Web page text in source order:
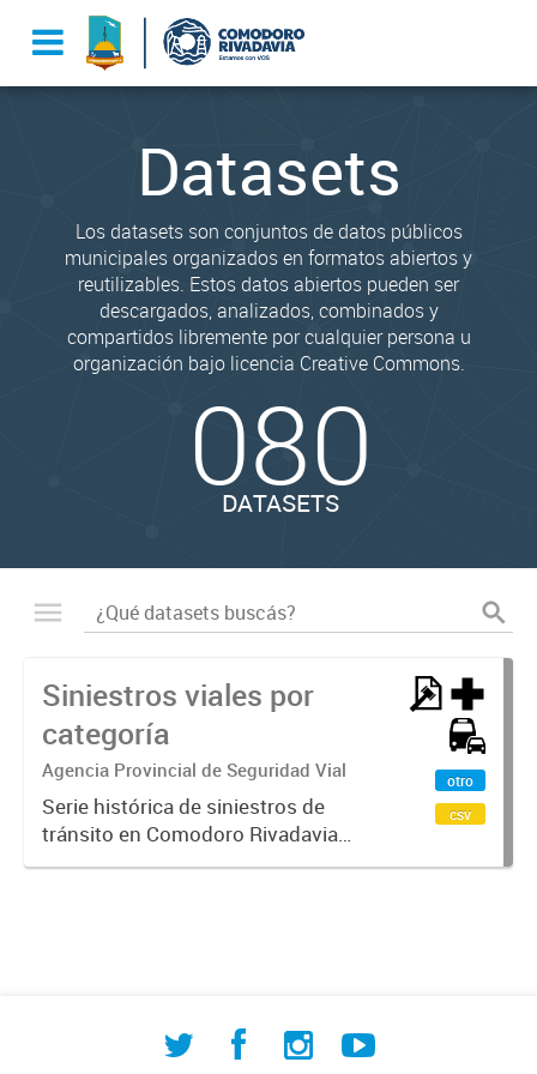
Datasets
Los datasets son conjuntos de datos públicos
municipales organizados en formatos abiertos y
reutilizables. Estos datos abiertos pueden ser
descargados, analizados, combinados y
compartidos libremente por cualquier persona u
organización bajo licencia Creative Commons.
080
DATASETS
Siniestros viales por
categoría
Agencia Provincial de Seguridad Vial
Serie histórica de siniestros de
tránsito en Comodoro Rivadavia
clasificados por gravedad: con
otro
csv